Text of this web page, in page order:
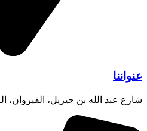
عنواننا
شارع عبد الله بن جيريل، القيروان،